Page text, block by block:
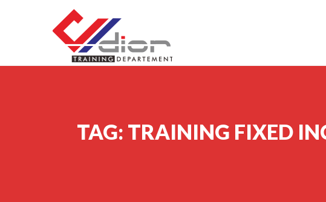
TAG: TRAINING FIXED